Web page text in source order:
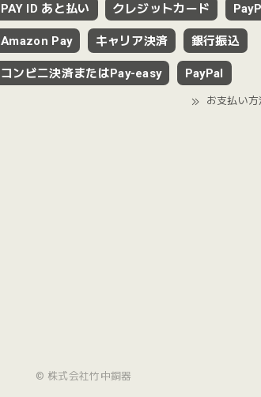
PAY ID あと払い クレジットカード
Amazon Pay キャリア決済 銀行振込
コンビニ決済またはPay-easy PayPal
お支払い
© 株式会社竹中銅器